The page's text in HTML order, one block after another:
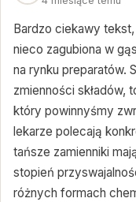
Bardzo ciekawy
nieco zagubiona w
na rynku preparatów.
zmienności składów,
który powinnyśmy
lekarze polecają
tańsze zamienniki
stopień
różnych formach